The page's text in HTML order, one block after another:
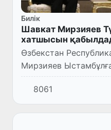
Билік
Шавкат Мирзияев
хатшысын
Өзбекстан
Мирзияев
арналған
мемлекеттер
хатшысы Бағдад
8061